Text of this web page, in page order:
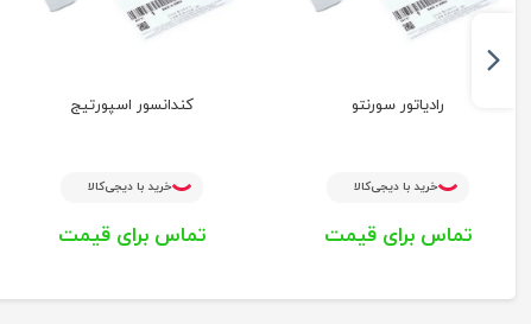
رادیاتور سورنتو
خرید با دیجی‌کالا
تماس برای قیمت
کندانسور اسپورتیج
خرید با دیجی‌کالا
تماس برای قیمت